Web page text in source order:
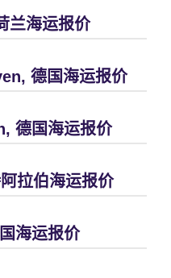
兰海运报价
德国海运报价
德国海运报价
拉伯海运报价
海运报价